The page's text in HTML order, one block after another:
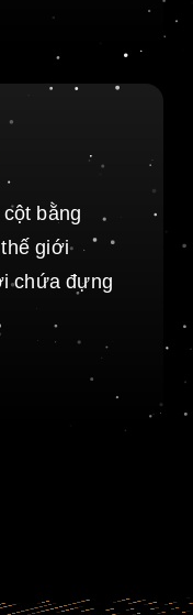
bằng
giới
chứa đựng